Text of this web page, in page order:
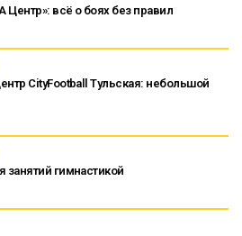
всё о боях без правил
CityFootball Тульская: небольшой
занятий гимнастикой